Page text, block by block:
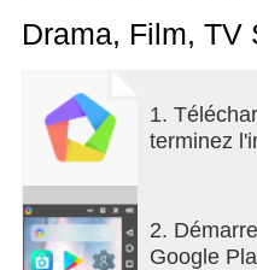
Drama, Film, TV
1.
terminez
2.
Google